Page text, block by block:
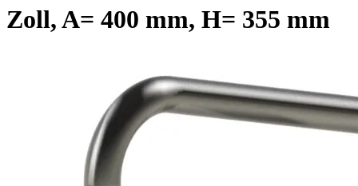
Zoll, A= 400 mm, H= 355 mm